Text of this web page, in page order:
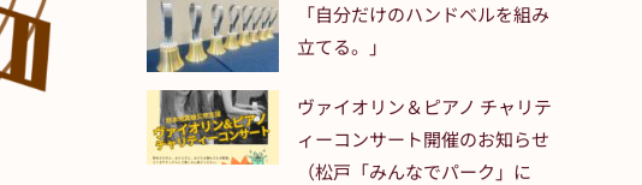
「自分だけのハンドベルを組み
立てる。」
ヴァイオリン＆ピアノ チャリテ
ィーコンサート開催のお知らせ
（松戸「みんなでパーク」に